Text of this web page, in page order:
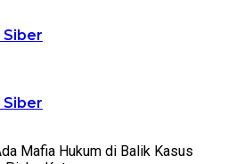
Siber
Siber
Mafia Hukum di Balik Kasus